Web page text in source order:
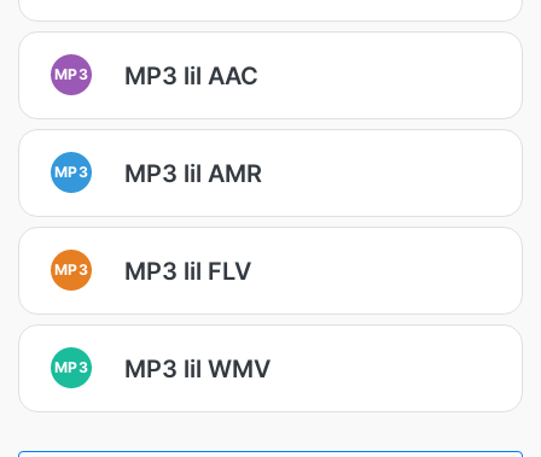
MP3 MP3 lil AAC
MP3 MP3 lil AMR
MP3 MP3 lil FLV
MP3 MP3 lil WMV